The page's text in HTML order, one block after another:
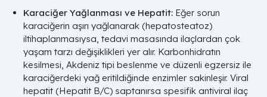
Karaciğer Yağlanması ve Hepatit: Eğer sorun
karaciğerin aşırı yağlanarak (hepatosteatoz)
iltihaplanmasıysa, tedavi masasında ilaçlardan çok
yaşam tarzı değişiklikleri yer alır. Karbonhidratın
kesilmesi, Akdeniz tipi beslenme ve düzenli egzersiz ile
karaciğerdeki yağ eritildiğinde enzimler sakinleşir. Viral
hepatit (Hepatit B/C) saptanırsa spesifik antiviral ilaç